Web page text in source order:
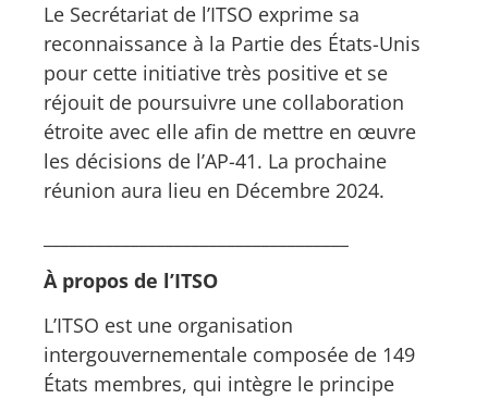
Le Secrétariat de l’ITSO exprime sa
reconnaissance à la Partie des États-Unis
pour cette initiative très positive et se
réjouit de poursuivre une collaboration
étroite avec elle afin de mettre en œuvre
les décisions de l’AP-41. La prochaine
réunion aura lieu en Décembre 2024.
À propos de l’ITSO
L’ITSO est une organisation
intergouvernementale composée de 149
États membres, qui intègre le principe